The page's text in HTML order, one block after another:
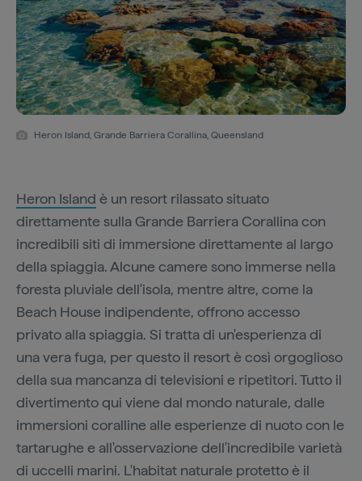
Heron Island, Grande Barriera Corallina, Queensland
Heron Island è un resort rilassato situato
direttamente sulla Grande Barriera Corallina con
incredibili siti di immersione direttamente al largo
della spiaggia. Alcune camere sono immerse nella
foresta pluviale dell'isola, mentre altre, come la
Beach House indipendente, offrono accesso
privato alla spiaggia. Si tratta di un'esperienza di
una vera fuga, per questo il resort è così orgoglioso
della sua mancanza di televisioni e ripetitori. Tutto il
divertimento qui viene dal mondo naturale, dalle
immersioni coralline alle esperienze di nuoto con le
tartarughe e all'osservazione dell'incredibile varietà
di uccelli marini. L'habitat naturale protetto è il